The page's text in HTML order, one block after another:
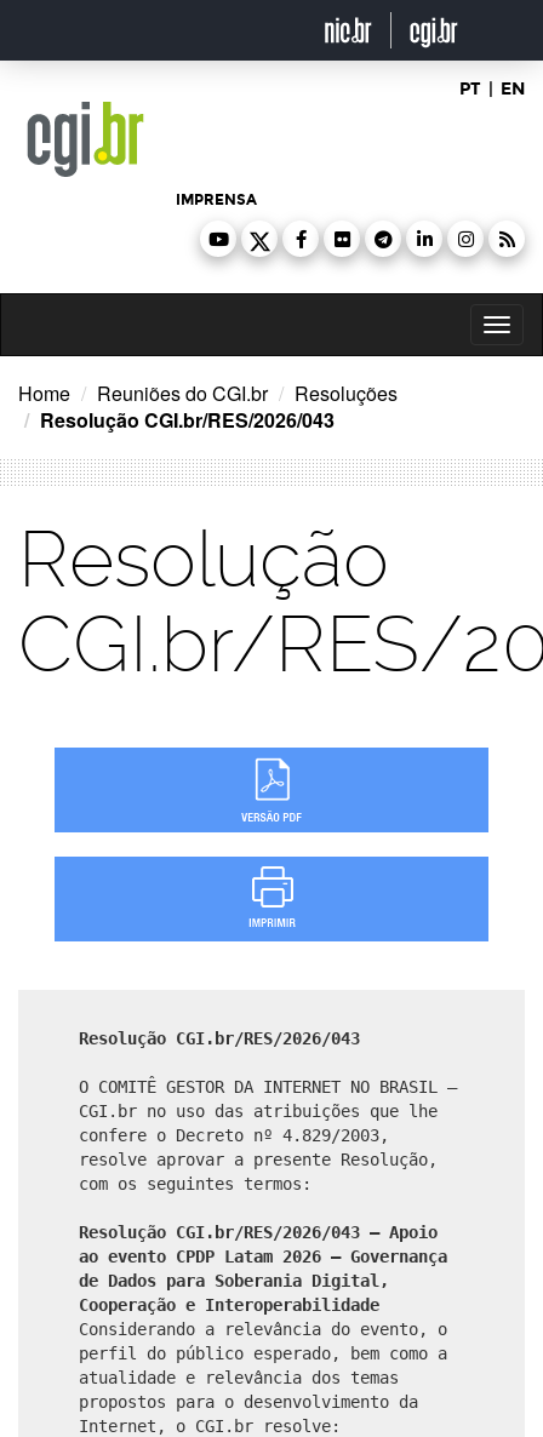
o
PT | EN
IMPRENSA
Home Reuniões do CGI.br
Resoluções
Resolução CGI.br/RES/2026/043
Resolução
CGI.br/RES/
Resolução CGI.br/RES/2026/043
O COMITÊ GESTOR DA INTERNET NO BRASIL –
CGI.br no uso das atribuições que lhe
confere o Decreto nº 4.829/2003,
resolve aprovar a presente Resolução,
com os seguintes termos:
Resolução CGI.br/RES/2026/043 – Apoio
ao evento CPDP Latam 2026 – Governança
de Dados para Soberania Digital,
Cooperação e Interoperabilidade
Considerando a relevância do evento, o
perfil do público esperado, bem como a
atualidade e relevância dos temas
propostos para o desenvolvimento da
Internet, o CGI.br resolve: